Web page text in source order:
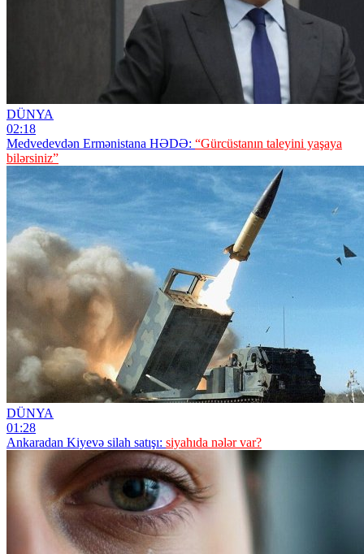
DÜNYA
02:18
Medvedevdən Ermənistana HƏDƏ: “Gürcüstanın taleyini yaşaya
bilərsiniz”
DÜNYA
01:28
Ankaradan Kiyevə silah satışı: siyahıda nələr var?